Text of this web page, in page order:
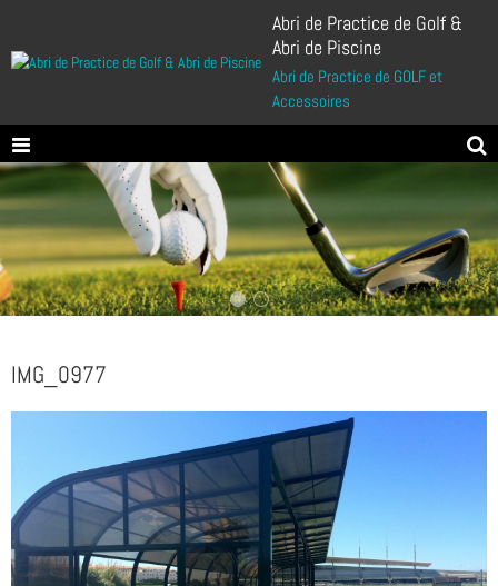
Abri de Practice de Golf &
Abri de Piscine
Abri de Practice de GOLF et
Accessoires
IMG_0977